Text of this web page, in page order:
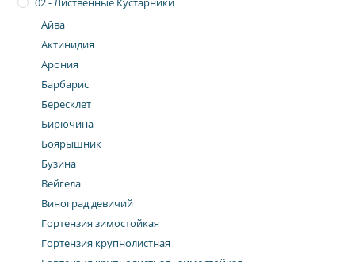
Айва
Актинидия
Арония
Барбарис
Бересклет
Бирючина
Боярышник
Бузина
Вейгела
Виноград девичий
Гортензия зимостойкая
Гортензия крупнолистная